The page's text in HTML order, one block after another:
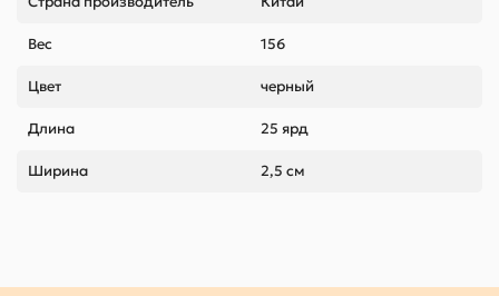
Вес 156
Цвет черный
Длина 25 ярд
Ширина 2,5 см